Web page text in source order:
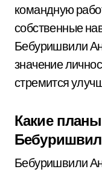
командную
собственные
Бебуришвили
значение
стремится
Какие
Бебуришвили